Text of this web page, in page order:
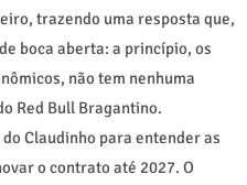
trazendo uma resposta que,
boca aberta: a princípio, os
não tem nenhuma
Red Bull Bragantino.
Claudinho para entender as
o contrato até 2027. O